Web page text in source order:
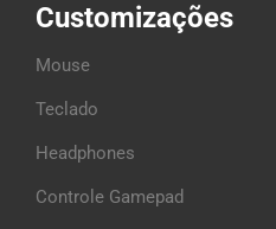
Customizações
Mouse
Teclado
Headphones
Controle Gamepad